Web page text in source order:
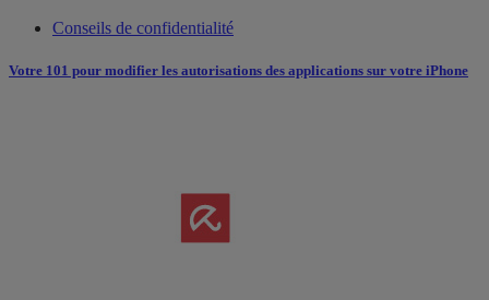
Conseils de confidentialité
Votre 101 pour modifier les autorisations des applications sur votre iPhone